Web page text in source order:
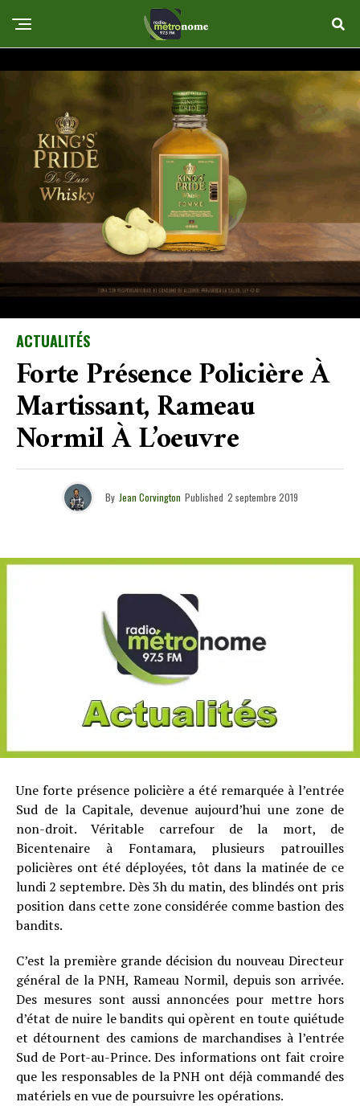
ACTUALITÉS
Forte Présence Policière À
Martissant, Rameau
Normil À L’oeuvre
By Jean Corvington Published 2 septembre 2019
Une forte présence policière a été remarquée à l’entrée
Sud de la Capitale, devenue aujourd’hui une zone de
non-droit. Véritable carrefour de la mort, de
Bicentenaire à Fontamara, plusieurs patrouilles
policières ont été déployées, tôt dans la matinée de ce
lundi 2 septembre. Dès 3h du matin, des blindés ont pris
position dans cette zone considérée comme bastion des
bandits.
C’est la première grande décision du nouveau Directeur
général de la PNH, Rameau Normil, depuis son arrivée.
Des mesures sont aussi annoncées pour mettre hors
d’état de nuire le bandits qui opèrent en toute quiétude
et détournent des camions de marchandises à l’entrée
Sud de Port-au-Prince. Des informations ont fait croire
que les responsables de la PNH ont déjà commandé des
matériels en vue de poursuivre les opérations.